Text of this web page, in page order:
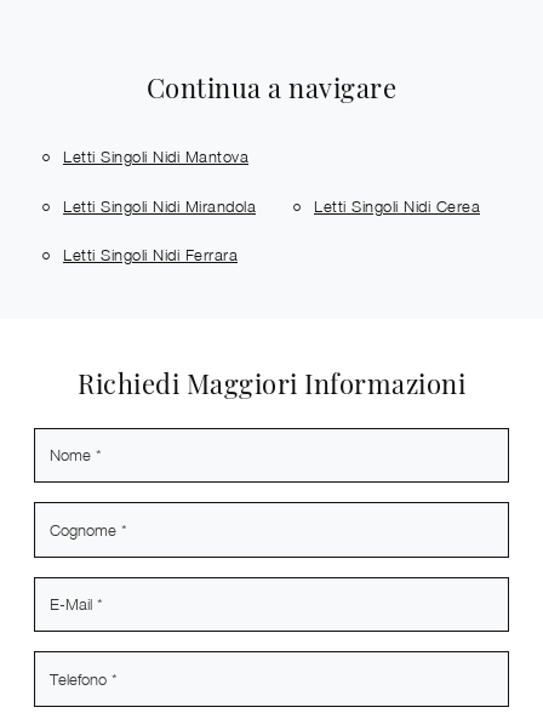
Continua a navigare
Letti Singoli Nidi Mantova
Letti Singoli Nidi Mirandola Letti Singoli Nidi Cerea
Letti Singoli Nidi Ferrara
Richiedi Maggiori Informazioni